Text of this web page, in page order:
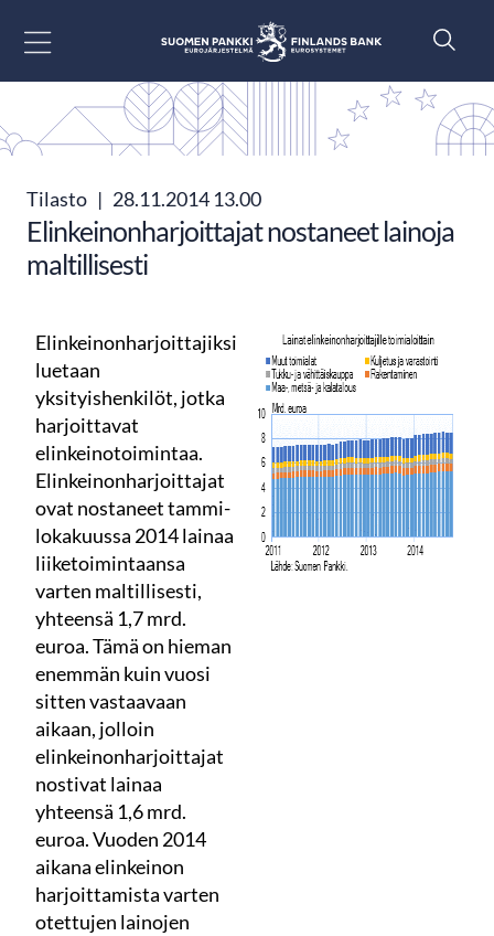
Tilasto | 28.11.2014 13.00
Elinkeinonharjoittajat nostaneet lainoja
maltillisesti
Elinkeinonharjoittajiksi
luetaan
yksityishenkilöt, jotka
harjoittavat
elinkeinotoimintaa.
Elinkeinonharjoittajat
ovat nostaneet tammi-
lokakuussa 2014 lainaa
liiketoimintaansa
varten maltillisesti,
yhteensä 1,7 mrd.
euroa. Tämä on hieman
enemmän kuin vuosi
sitten vastaavaan
aikaan, jolloin
elinkeinonharjoittajat
nostivat lainaa
yhteensä 1,6 mrd.
euroa. Vuoden 2014
aikana elinkeinon
harjoittamista varten
otettujen lainojen